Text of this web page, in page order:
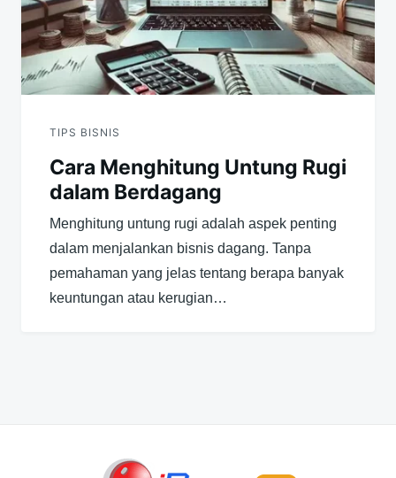
TIPS BISNIS
Cara Menghitung Untung Rugi
dalam Berdagang
Menghitung untung rugi adalah aspek penting
dalam menjalankan bisnis dagang. Tanpa
pemahaman yang jelas tentang berapa banyak
keuntungan atau kerugian…